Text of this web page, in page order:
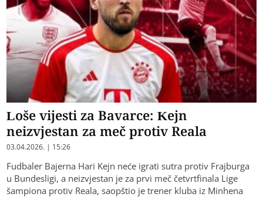
Loše vijesti za Bavarce: Kejn
neizvjestan za meč protiv Reala
03.04.2026. | 15:26
Fudbaler Bajerna Hari Kejn neće igrati sutra protiv Frajburga
u Bundesligi, a neizvjestan je za prvi meč četvrtfinala Lige
šampiona protiv Reala, saopštio je trener kluba iz Minhena